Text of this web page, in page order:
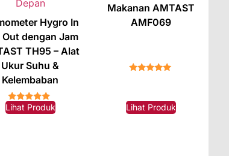
Hygro In
Out dengan Jam
TH95 – Alat
Ukur Suhu &
Kelembaban
★★★★★
Lihat Produk
Makanan AMTAST
AMF069
Lihat Produk